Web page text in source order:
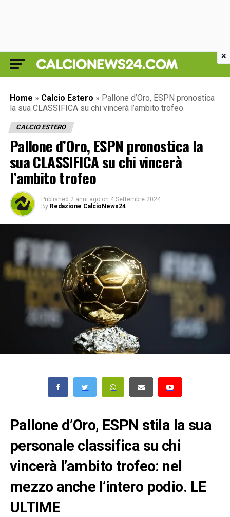
Home » Calcio Estero » Pallone d’Oro, ESPN pronostica
la sua CLASSIFICA su chi vincerà l’ambito trofeo
CALCIO ESTERO
Pallone d’Oro, ESPN pronostica la
sua CLASSIFICA su chi vincerà
l’ambito trofeo
Published 2 anni ago on 4 Settembre 2024
By Redazione CalcioNews24
Pallone d’Oro, ESPN stila la sua
personale classifica su chi
vincerà l’ambito trofeo: nel
mezzo anche l’intero podio. LE
ULTIME
×